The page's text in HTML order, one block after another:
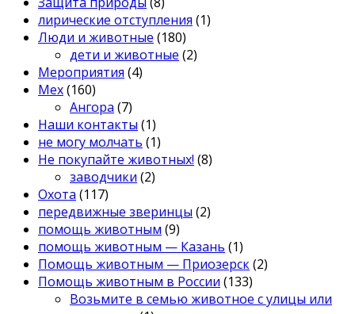
лирические отступления (1)
Люди и животные (180)
дети и животные (2)
Мероприятия (4)
Мех(160)
Ангора (7)
Наши контакты (1)
не могу молчать (1)
Не покупайте животных! (8)
заводчики (2)
Охота (117)
передвижные зверинцы (2)
помощь животным (9)
помощь животным — Казань (1)
Помощь животным — Приозерск(2)
Помощь животным в России (133)
Возьмите в семью животное с улицы или